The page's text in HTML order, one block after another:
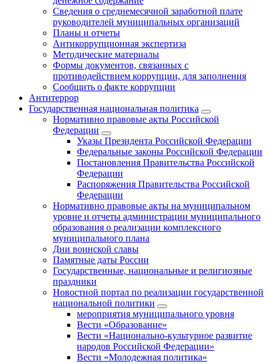
Сведения о среднемесячной заработной плате
руководителей муниципальных организаций
Планы и отчеты
Антикоррупционная экспертиза
Методические материалы
Формы документов, связанных с
противодействием коррупции, для заполнения
Сообщить о факте коррупции
Антитеррор
Государственная национальная политика
Нормативно правовые акты Российской
Федерации
Указы Президента Российской Федерации
Федеральные законы Российской Федерации
Постановления Правительства Российской
Федерации
Распоряжения Правительства Российской
Федерации
Нормативно правовые акты на муниципальном
уровне и отчеты администрации муниципального
образования о реализации комплексного
муниципального плана
Дни воинской славы
Памятные даты России
Государственные, национальные и религиозные
праздники
Новостной портал по реализации государственной
национальной политики
мероприятия муниципального уровня
Вести «Образование»
Вести «Национально-культурное развитие
народов Российской Федерации»
Вести «Молодежная политика»